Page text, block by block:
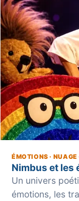
ÉMOTIONS · NUAGE
Nimbus et les
Un univers
émotions, les